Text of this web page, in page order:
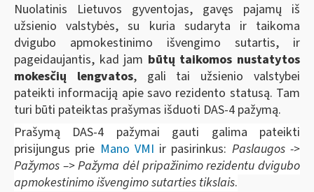
Nuolatinis Lietuvos gyventojas, gavęs pajamų iš
užsienio valstybės, su kuria sudaryta ir taikoma
dvigubo apmokestinimo išvengimo sutartis, ir
pageidaujantis, kad jam būtų taikomos nustatytos
mokesčių lengvatos, gali tai užsienio valstybei
pateikti informaciją apie savo rezidento statusą. Tam
turi būti pateiktas prašymas išduoti DAS-4 pažymą.
Prašymą DAS-4 pažymai gauti galima pateikti
prisijungus prie Mano VMI ir pasirinkus: Paslaugos ->
Pažymos –> Pažyma dėl pripažinimo rezidentu dvigubo
apmokestinimo išvengimo sutarties tikslais.